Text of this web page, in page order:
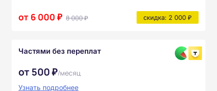
от 6 000 ₽ 8 000 ₽ скидка: 2 000 ₽
Частями без переплат
от 500 ₽/месяц
Узнать подробнее